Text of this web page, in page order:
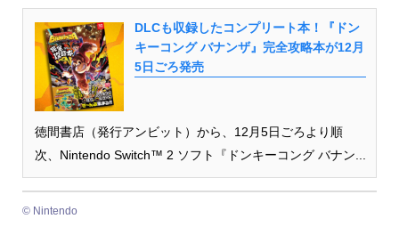
DLCも収録したコンプリート本！『ドン
キーコング バナンザ』完全攻略本が12月
5日ごろ発売
徳間書店（発行アンビット）から、12月5日ごろより順
次、Nintendo Switch™ 2 ソフト『ドンキーコング バナン...
© Nintendo